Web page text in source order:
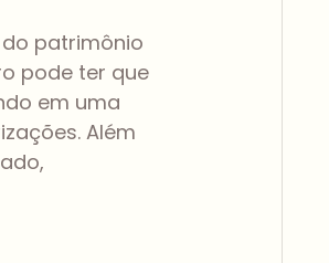
patrimônio
pode ter que
em uma
Além